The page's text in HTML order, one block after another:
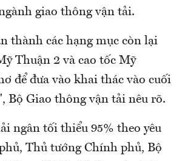
giao thông vận tải.
thành các hạng mục còn lại
Thuận 2 và cao tốc Mỹ
để đưa vào khai thác vào cuối
Bộ Giao thông vận tải nêu rõ.
ngân tối thiểu 95% theo yêu
Thủ tướng Chính phủ, Bộ